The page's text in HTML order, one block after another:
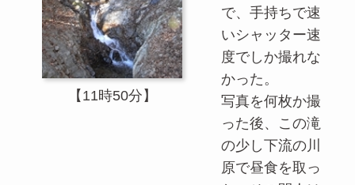
【11時50分】
で、手持ちで速
いシャッター速
度でしか撮れな
かった。
写真を何枚か撮
った後、この滝
の少し下流の川
原で昼食を取っ